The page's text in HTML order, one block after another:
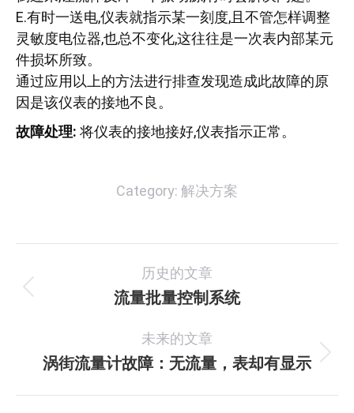
E.有时一送电,仪表就指示某一刻度,且不管怎样调整
灵敏度电位器,也总不变化,这往往是一次表内部某元
件损坏所致。
通过应用以上的方法进行排查发现造成此故障的原
因是该仪表的接地不良。
故障处理: 将仪表的接地接好,仪表指示正常。
Category: 解决方案
章
历史的文章
历
的
文
流量批量控制系统
未来的文章
未
涡街流量计故障：无流量，表却有显示